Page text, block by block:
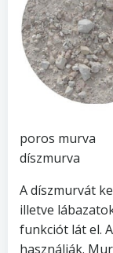
díszmurva
A díszmurvát
illetve
funkciót lát el.
használják.